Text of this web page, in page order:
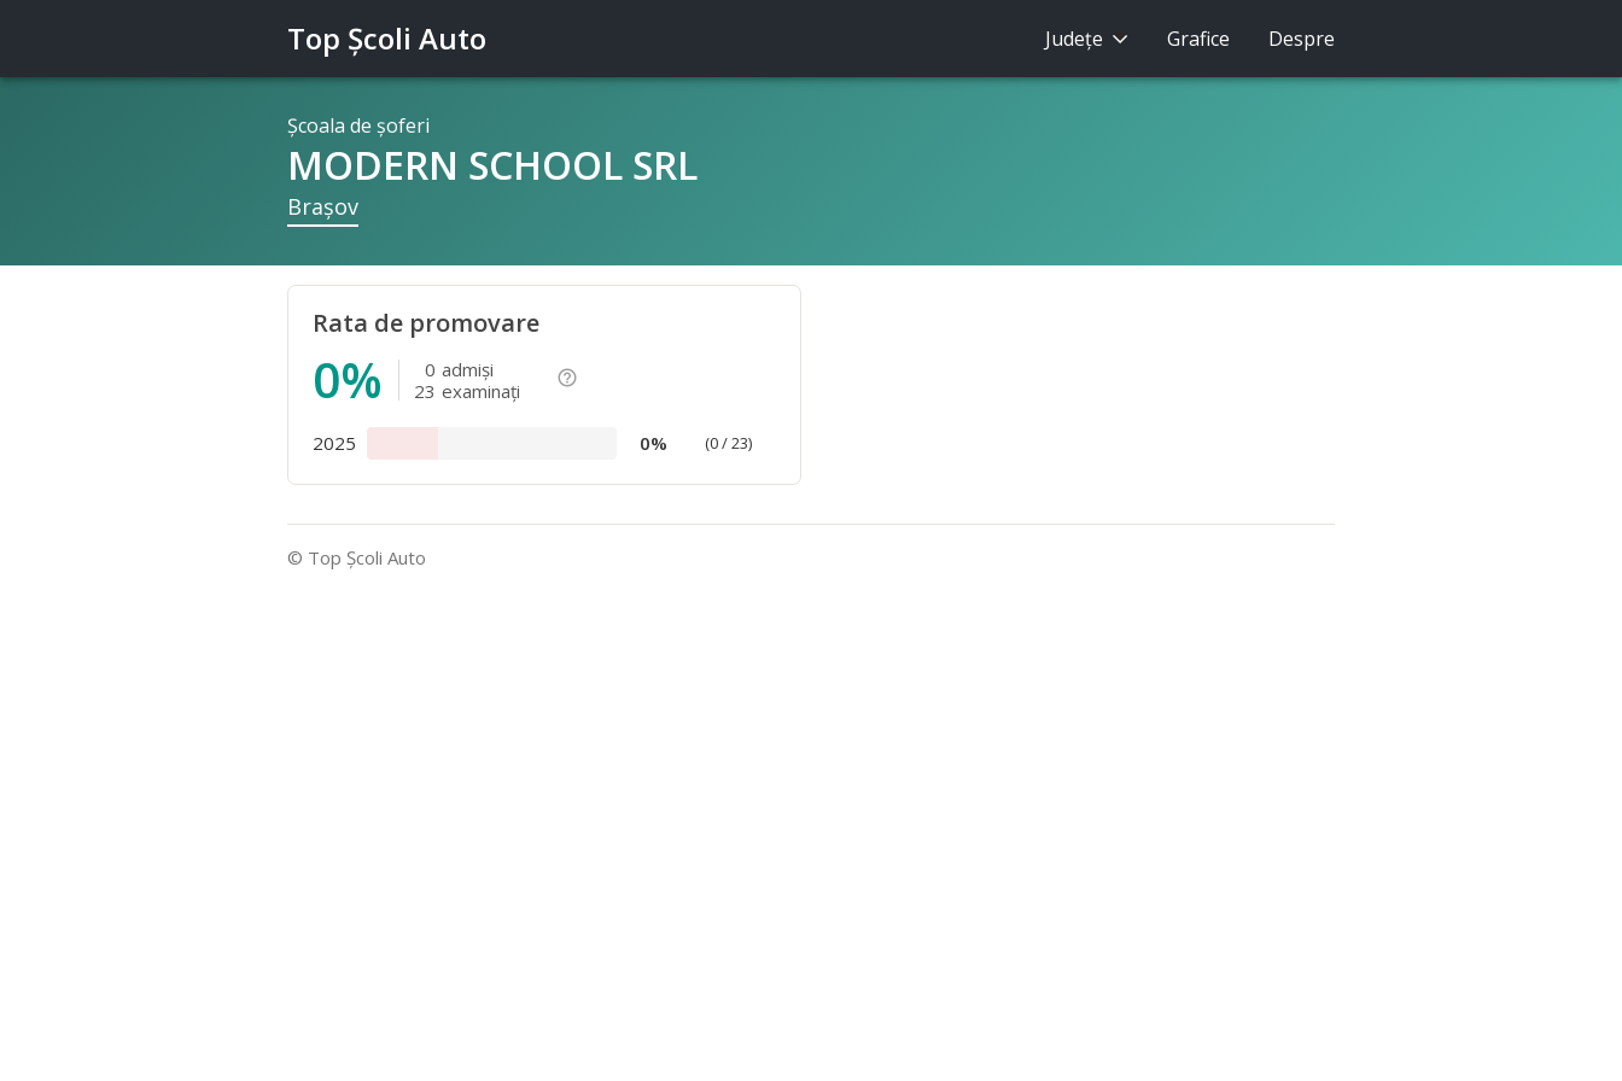
Top Şcoli Auto Judeţe Grafice Despre
Şcoala de şoferi
MODERN SCHOOL SRL
Braşov
Rata de promovare
0% 0 admişi
23 examinaţi
help_outline
2025 0% (0 / 23)
© Top Şcoli Auto